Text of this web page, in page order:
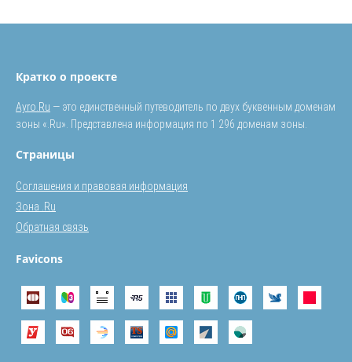
Кратко о проекте
Ayro.Ru — это единственный путеводитель по двух буквенным доменам
зоны «.Ru». Представлена информация по 1 296 доменам зоны.
Страницы
Соглашения и правовая информация
Зона .Ru
Обратная связь
Favicons